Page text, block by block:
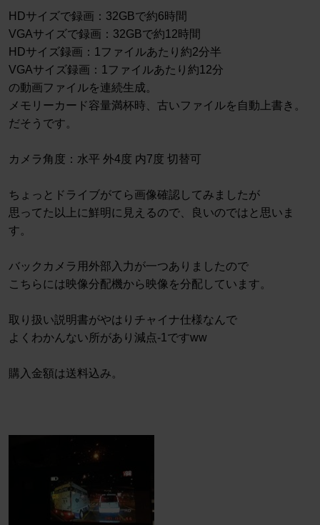
HDサイズで録画：32GBで約6時間
VGAサイズで録画：32GBで約12時間
HDサイズ録画：1ファイルあたり約2分半
VGAサイズ録画：1ファイルあたり約12分
の動画ファイルを連続生成。
メモリーカード容量満杯時、古いファイルを自動上書き。
だそうです。
カメラ角度：水平 外4度 内7度 切替可
ちょっとドライブがてら画像確認してみましたが
思ってた以上に鮮明に見えるので、良いのではと思いま
す。
バックカメラ用外部入力が一つありましたので
こちらには映像分配機から映像を分配しています。
取り扱い説明書がやはりチャイナ仕様なんで
よくわかんない所があり減点-1ですww
購入金額は送料込み。